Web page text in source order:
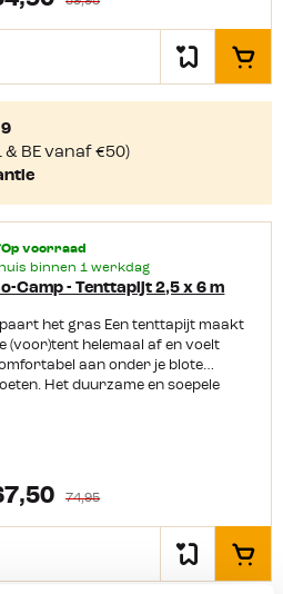
en elastisch tenttapijt
te reinigen Wasbaar bij
graden Polyester kern met extra
coating Makkelijk op maat te
In het
9
& BE vanaf €50)
Op voorraad
binnen 1 werkdag
Camp - Tenttapijt 2,5 x 6 m
het gras Een tenttapijt maakt
(voor)tent helemaal af en voelt
aan onder je blote
Het duurzame en soepele
Duurzaam,
en elastisch tenttapijt
te reinigen Wasbaar bij
graden Polyester kern met extra
coating Makkelijk op maat te
74,95
In het